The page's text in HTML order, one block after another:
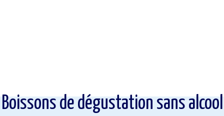
Boissons de dégustation sans alcool
Boissons de dégustation sans alcool